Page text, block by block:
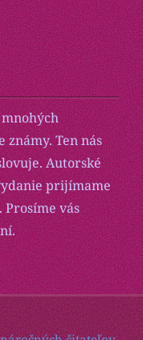
Ten nás
Autorské
prijímame
vás